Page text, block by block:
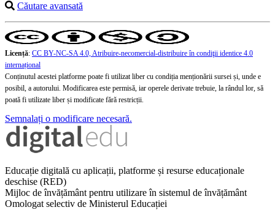
Căutare avansată
Licență: CC BY-NC-SA 4.0, Atribuire-necomercial-distribuire în condiţii identice 4.0
internațional
Conținutul acestei platforme poate fi utilizat liber cu condiția menționării sursei și, unde e
posibil, a autorului. Modificarea este permisă, iar operele derivate trebuie, la rândul lor, să
poată fi utilizate liber și modificate fără restricții.
Semnalați o modificare necesară.
Educație digitală cu aplicații, platforme și resurse educaționale
deschise (RED)
Mijloc de învățământ pentru utilizare în sistemul de învățământ
Omologat selectiv de Ministerul Educației